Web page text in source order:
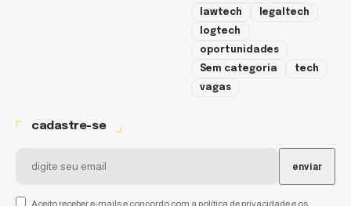
lawtech
legaltech
logtech
oportunidades
Sem categoria
tech
vagas
cadastre-se
Aceito receber e-mails e concordo com a política de privacidade e os